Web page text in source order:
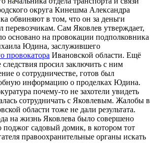
округа Кинешма Александра
обвиняют в том, что он за деньги
перевозчикам. Сам Яковлев утверждает,
основано на провокации подполковника
Юдина, заслужившего
провокатора Ивановской области. Ещё
следствия просил заключить с ним
о сотрудничестве, готов был
информацию о проделках Юдина.
почему-то не захотели увидеть
сотрудничать с Яковлевым. Жалобы в
области тоже не дали результата.
на жизнь Яковлева было совершено
поджог садовый домик, в котором тот
правоохранительные органы искать